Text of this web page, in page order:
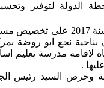
الدولة لتوفير
بمركز دار السلام لاقامة نادى رياضى , ومساحة 1,34
بمركز المنشاه لاقامة مدرسة
وحرص السيد رئيس